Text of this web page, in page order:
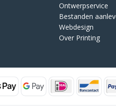
Ontwerpservice
Bestanden
Webdesign
Over Printing